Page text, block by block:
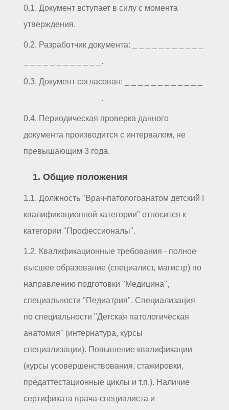
0.1. Документ вступает в силу с момента
утверждения.
0.2. Разработчик документа: _ _ _ _ _ _ _ _ _ _ _
_ _ _ _ _ _ _ _ _ _ _ _.
0.3. Документ согласован: _ _ _ _ _ _ _ _ _ _ _ _
_ _ _ _ _ _ _ _ _ _ _ _.
0.4. Периодическая проверка данного
документа производится с интервалом, не
превышающим 3 года.
1. Общие положения
1.1. Должность "Врач-патологоанатом детский I
квалификационной категории" относится к
категории "Профессионалы".
1.2. Квалификационные требования - полное
высшее образование (специалист, магистр) по
направлению подготовки "Медицина",
специальности "Педиатрия". Специализация
по специальности "Детская патологическая
анатомия" (интернатура, курсы
специализации). Повышение квалификации
(курсы усовершенствования, стажировки,
предаттестационные циклы и т.п.). Наличие
сертификата врача-специалиста и